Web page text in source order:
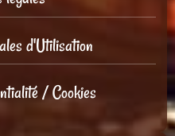
d'Utilisation
/ Cookies